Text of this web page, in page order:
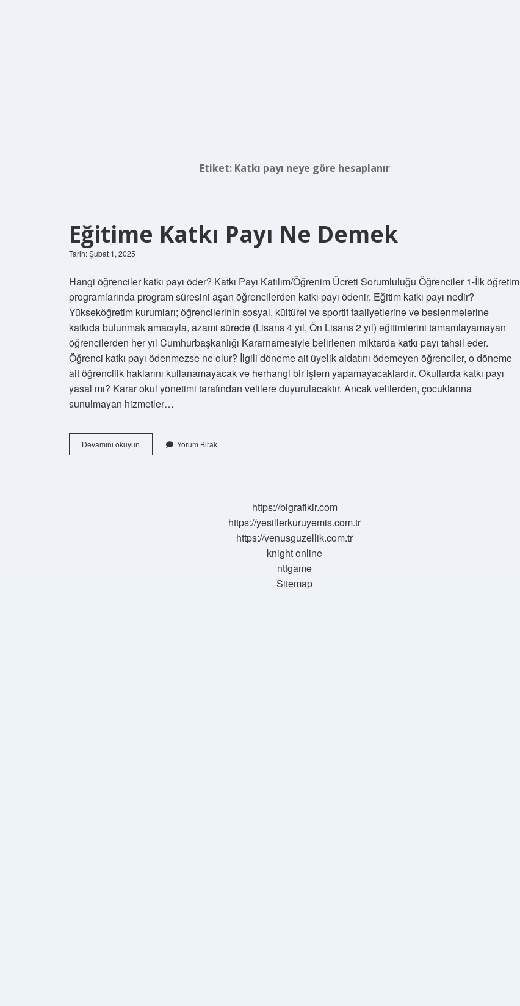
Etiket: Katkı payı neye göre hesaplanır
Eğitime Katkı Payı Ne Demek
Tarih: Şubat 1, 2025
Hangi öğrenciler katkı payı öder? Katkı Payı Katılım/Öğrenim Ücreti Sorumluluğu Öğrenciler 1-İlk öğretim
programlarında program süresini aşan öğrencilerden katkı payı ödenir. Eğitim katkı payı nedir?
Yükseköğretim kurumları; öğrencilerinin sosyal, kültürel ve sportif faaliyetlerine ve beslenmelerine
katkıda bulunmak amacıyla, azami sürede (Lisans 4 yıl, Ön Lisans 2 yıl) eğitimlerini tamamlayamayan
öğrencilerden her yıl Cumhurbaşkanlığı Kararnamesiyle belirlenen miktarda katkı payı tahsil eder.
Öğrenci katkı payı ödenmezse ne olur? İlgili döneme ait üyelik aidatını ödemeyen öğrenciler, o döneme
ait öğrencilik haklarını kullanamayacak ve herhangi bir işlem yapamayacaklardır. Okullarda katkı payı
yasal mı? Karar okul yönetimi tarafından velilere duyurulacaktır. Ancak velilerden, çocuklarına
sunulmayan hizmetler…
Devamını okuyun
Katkı
Yorum Bırak
https://bigrafikir.com
https://yesillerkuruyemis.com.tr
https://venusguzellik.com.tr
knight online
nttgame
Sitemap